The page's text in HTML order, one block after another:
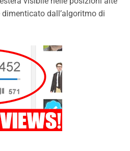
dall’algoritmo di